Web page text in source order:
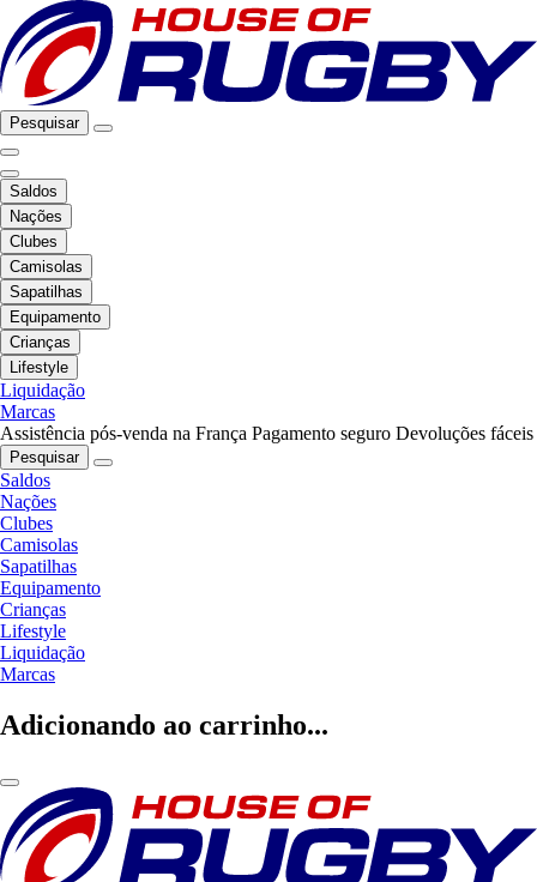
Pesquisar
Saldos
Nações
Clubes
Camisolas
Sapatilhas
Equipamento
Crianças
Lifestyle
Liquidação
Marcas
Assistência pós-venda na França Pagamento seguro Devoluções fáceis
Pesquisar
Saldos
Nações
Clubes
Camisolas
Sapatilhas
Equipamento
Crianças
Lifestyle
Liquidação
Marcas
Adicionando ao carrinho...